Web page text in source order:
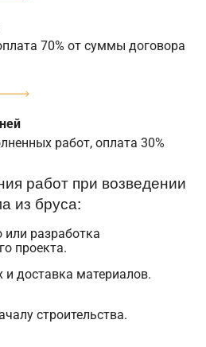
70% от суммы договора
работ, оплата 30%
работ при возведении
из бруса:
или разработка
проекта.
и доставка материалов.
строительства.